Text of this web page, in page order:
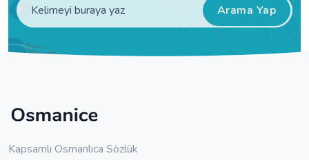
Arama Yap
Kapsamlı Osmanlıca Sözlük